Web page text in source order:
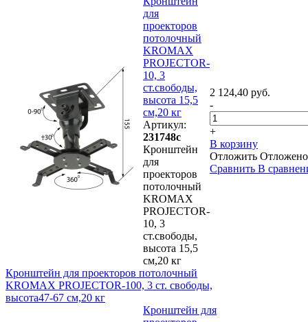
для
проекторов
потолочный
KROMAX
PROJECTOR-
10, 3
ст.свободы,
высота 15,5
см,20 кг
Артикул:
231748с
Кронштейн
для
проекторов
потолочный
KROMAX
PROJECTOR-
10, 3
ст.свободы,
высота 15,5
см,20 кг
2 124,40 руб.
-
+
В корзину
Отложить Отложено
Сравнить В
Кронштейн для проекторов потолочный
KROMAX PROJECTOR-100, 3 ст. свободы,
высота47-67 см,20 кг
Кронштейн для